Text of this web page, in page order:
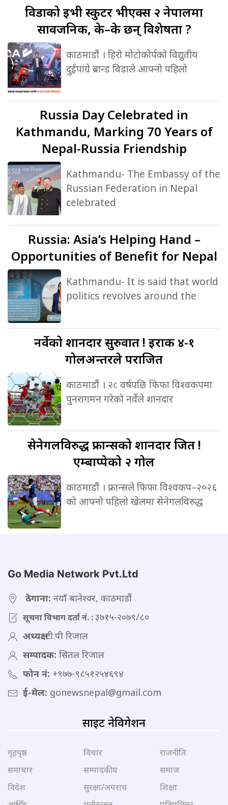
विडाकोईभी स्कुटर भीएक्स २ नेपालमा
सार्वजनिक, के–के छन् विशेषता ?
काठमाडौं । हिरो मोटोकोर्पको विद्युतीय
दुईपांग्रे ब्रान्ड विडाले आफ्नो पहिलो
Russia Day Celebrated in
Kathmandu, Marking 70 Years of
Nepal-Russia Friendship
Kathmandu- The Embassy of the
Russian Federation in Nepal
celebrated
Russia: Asia’s Helping Hand –
Opportunities of Benefit for Nepal
Kathmandu- It is said that world
politics revolves around the
नर्वेकोशानदार सुरुवात ! इराक ४-१
गोलअन्तरले पराजित
काठमाडौं । २८ वर्षपछि फिफा विश्वकपमा
पुनरागमन गरेको नर्वेले शानदार
सेनेगलविरुद्धफ्रान्सको शानदार जित !
एम्बाप्पेको २ गोल
काठमाडौं । फ्रान्सले फिफा विश्वकप–२०२६
को आफ्नो पहिलो खेलमा सेनेगलविरुद्ध
Go Media Network Pvt.Ltd
ठेगाना: नयाँ बानेश्वर, काठमाडौं
सूचना विभाग दर्ता नं. :३७१५-२०७९/८०
अध्यक्ष:टी.पी रिजाल
सम्पादक: सितल रिजाल
फोन नं: +९७७-९८५१२५४६९४
ई-मेल: gonewsnepal@gmail.com
साइट नेविगेशन
गृहपृष्ठ
समाचार
विदेश
विचार
सम्पादकीय
सुरक्षा/अपराध
राजनीति
समाज
शिक्षा